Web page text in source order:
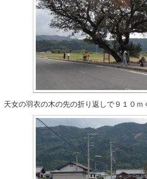
天女の羽衣の木の先の折り返しで９１０ｍ